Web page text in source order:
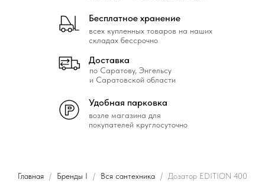
возле магазина для
покупателей круглосуточно
Удобная парковка
всех купленных товаров на наших
складах бессрочно
Бесплатное хранение
по Саратову, Энгельсу
и Саратовской области
Доставка
Главная Бренды I Вся сантехника Дозатор EDITION 400